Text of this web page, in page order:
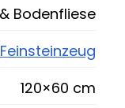
Bodenfliese
Feinsteinzeug
120×60 cm